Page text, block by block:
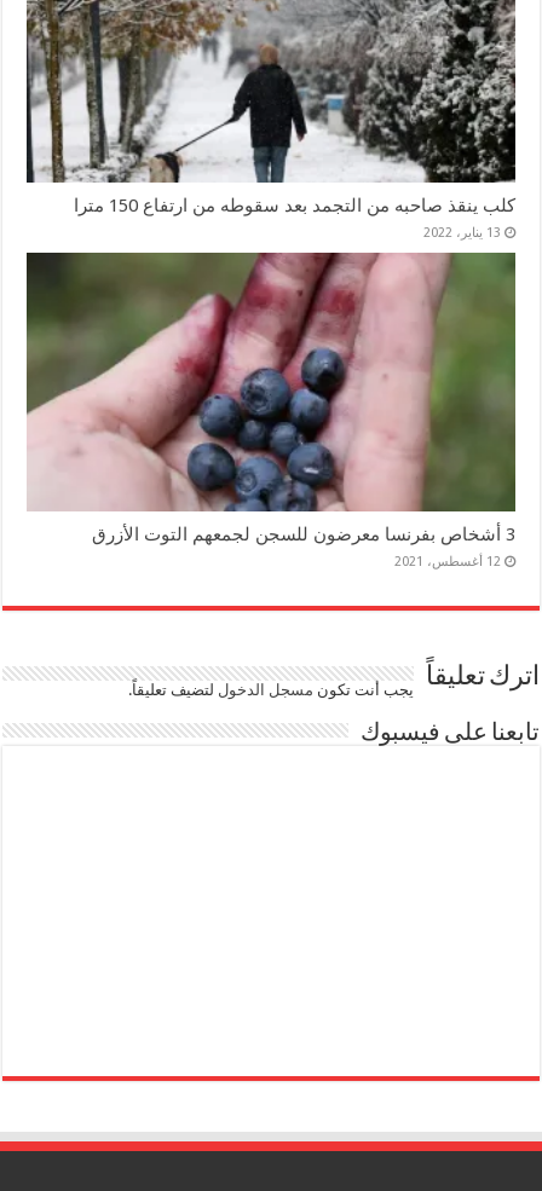
كلب ينقذ صاحبه من التجمد بعد سقوطه من ارتفاع 150 مترا
13 يناير، 2022
3 أشخاص بفرنسا معرضون للسجن لجمعهم التوت الأزرق
12 أغسطس، 2021
اترك تعليقاً يجب أنت تكون مسجل الدخوللتضيف تعليقاً.
تابعنا على فيسبوك